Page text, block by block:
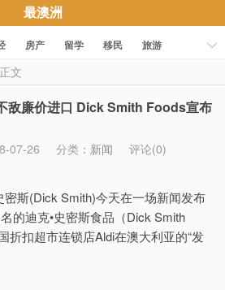
最澳洲
房产 留学 移民
旅游
正文
敌廉价进口 Dick Smith Foods宣布
07-26 分类： 新闻 评论(0)
密斯(Dick Smith)今天在一场新闻发布
的迪克•史密斯食品（Dick Smith
折扣超市连锁店Aldi在澳大利亚的“发